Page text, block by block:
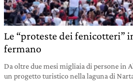
Le “proteste dei fenicotteri”
fermano
Da oltre due mesi migliaia di persone in
un progetto turistico nella laguna di